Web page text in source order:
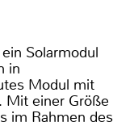
Solarmodul
in
Modul mit
Mit einer Größe
im Rahmen des